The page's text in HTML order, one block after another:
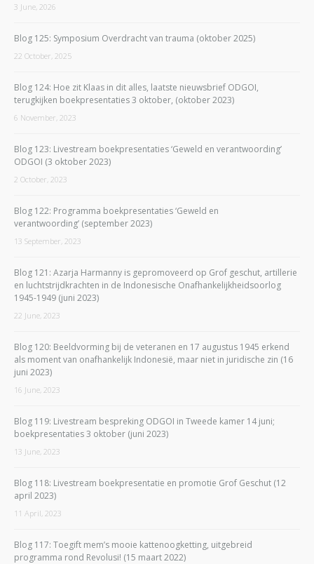
3 June, 2026
Blog 125: Symposium Overdracht van trauma (oktober 2025)
22 October, 2025
Blog 124: Hoe zit Klaas in dit alles, laatste nieuwsbrief ODGOI,
terugkijken boekpresentaties 3 oktober, (oktober 2023)
6 November, 2023
Blog 123: Livestream boekpresentaties ‘Geweld en verantwoording’
ODGOI (3 oktober 2023)
2 October, 2023
Blog 122: Programma boekpresentaties ‘Geweld en
verantwoording’ (september 2023)
13 September, 2023
Blog 121: Azarja Harmanny is gepromoveerd op Grof geschut, artillerie
en luchtstrijdkrachten in de Indonesische Onafhankelijkheidsoorlog
1945-1949 (juni 2023)
22 June, 2023
Blog 120: Beeldvorming bij de veteranen en 17 augustus 1945 erkend
als moment van onafhankelijk Indonesië, maar niet in juridische zin (16
juni 2023)
16 June, 2023
Blog 119: Livestream bespreking ODGOI in Tweede kamer 14 juni;
boekpresentaties 3 oktober (juni 2023)
13 June, 2023
Blog 118: Livestream boekpresentatie en promotie Grof Geschut (12
april 2023)
11 April, 2023
Blog 117: Toegift mem’s mooie kattenoogketting, uitgebreid
programma rond Revolusi! (15 maart 2022)